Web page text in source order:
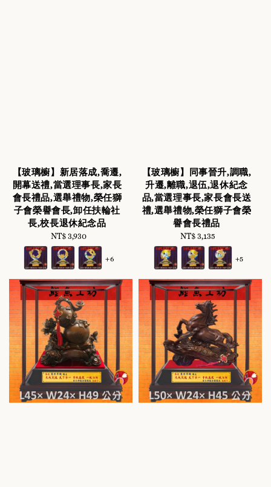
【玻璃櫥】新居落成,喬遷,
開幕送禮,當選理事長,家長
會長禮品,選舉禮物,榮任獅
子會榮譽會長,卸任扶輪社
長,校長退休紀念品
Regular
price
NT$ 3,930
+6
【玻璃櫥】同事晉升,調職,
升遷,離職,退伍,退休紀念
品,當選理事長,家長會長送
禮,選舉禮物,榮任獅子會榮
譽會長禮品
Regular
price
NT$ 3,135
+5